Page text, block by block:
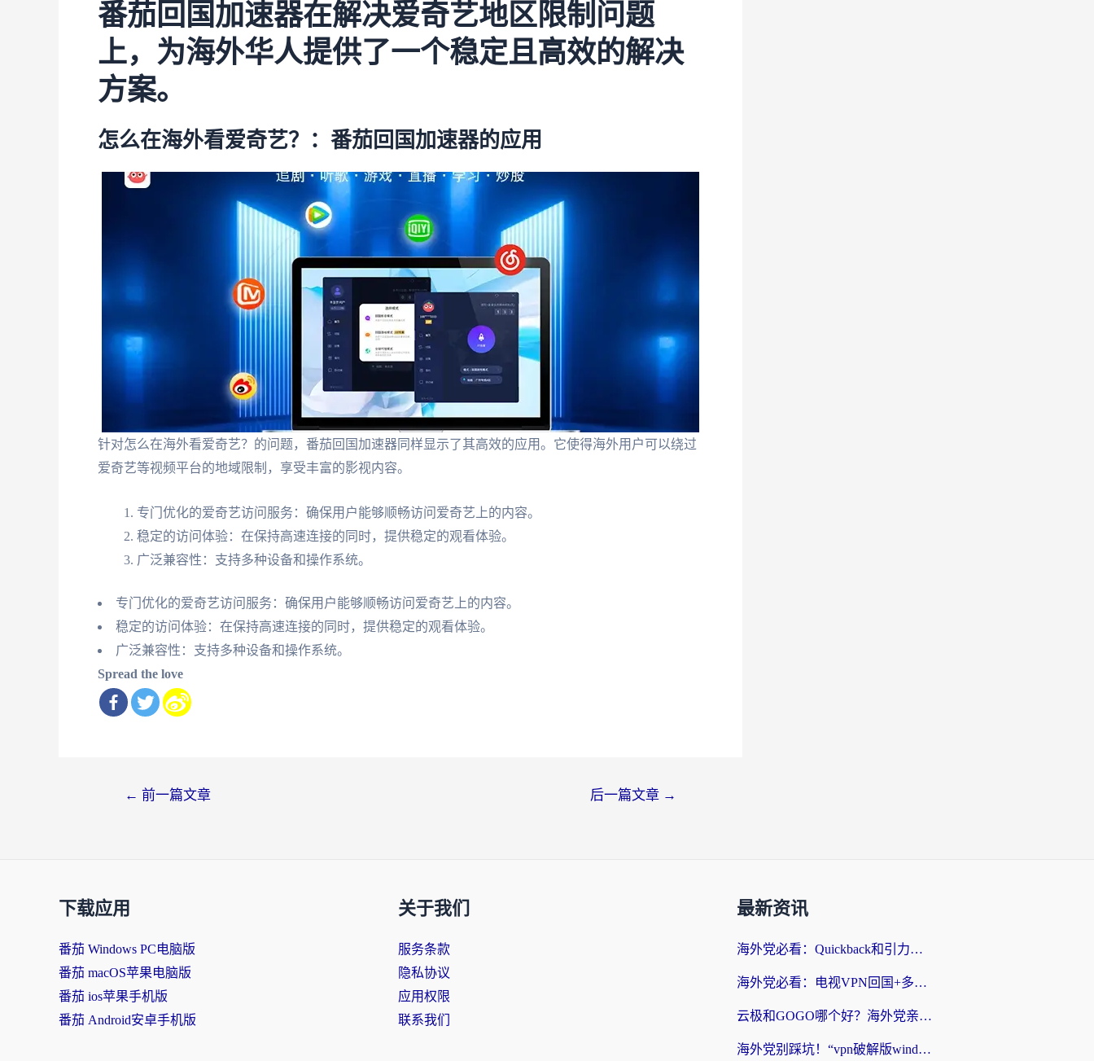
番茄回国加速器在解决爱奇艺地区限制问题
上，为海外华人提供了一个稳定且高效的解决
方案。
怎么在海外看爱奇艺？：番茄回国加速器的应用
针对怎么在海外看爱奇艺？的问题，番茄回国加速器同样显示了其高效的应用。它使得海外用户可以绕过
爱奇艺等视频平台的地域限制，享受丰富的影视内容。
专门优化的爱奇艺访问服务：确保用户能够顺畅访问爱奇艺上的内容。
稳定的访问体验：在保持高速连接的同时，提供稳定的观看体验。
广泛兼容性：支持多种设备和操作系统。
专门优化的爱奇艺访问服务：确保用户能够顺畅访问爱奇艺上的内容。
稳定的访问体验：在保持高速连接的同时，提供稳定的观看体验。
广泛兼容性：支持多种设备和操作系统。
Spread the love
← 前一篇文章 后一篇文章 →
下载应用
番茄 Windows PC电脑版
番茄 macOS苹果电脑版
番茄 ios苹果手机版
番茄 Android安卓手机版
关于我们
服务条款
隐私协议
应用权限
联系我们
最新资讯
海外党必看：Quickback和引力好用吗？3分钟搞懂回国加速器怎么选
海外党必看：电视VPN回国+多设备无缝访问国内资源的实用指南
云极和GOGO哪个好？海外党亲测回国加速器选择指南（附iOS免费&Windows VPN实用技巧）
海外党别踩坑！“vpn破解版windows”真的能用？教你选对回国加速器无缝刷国内资源